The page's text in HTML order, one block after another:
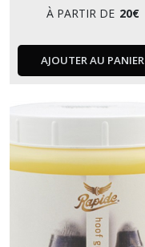
À PARTIR DE 20€
AJOUTER AU PANIER